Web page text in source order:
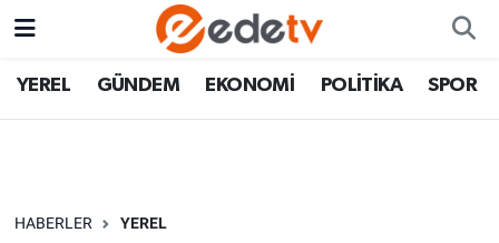
YEREL GÜNDEM EKONOMİ POLİTİKA SPOR
HABERLER YEREL